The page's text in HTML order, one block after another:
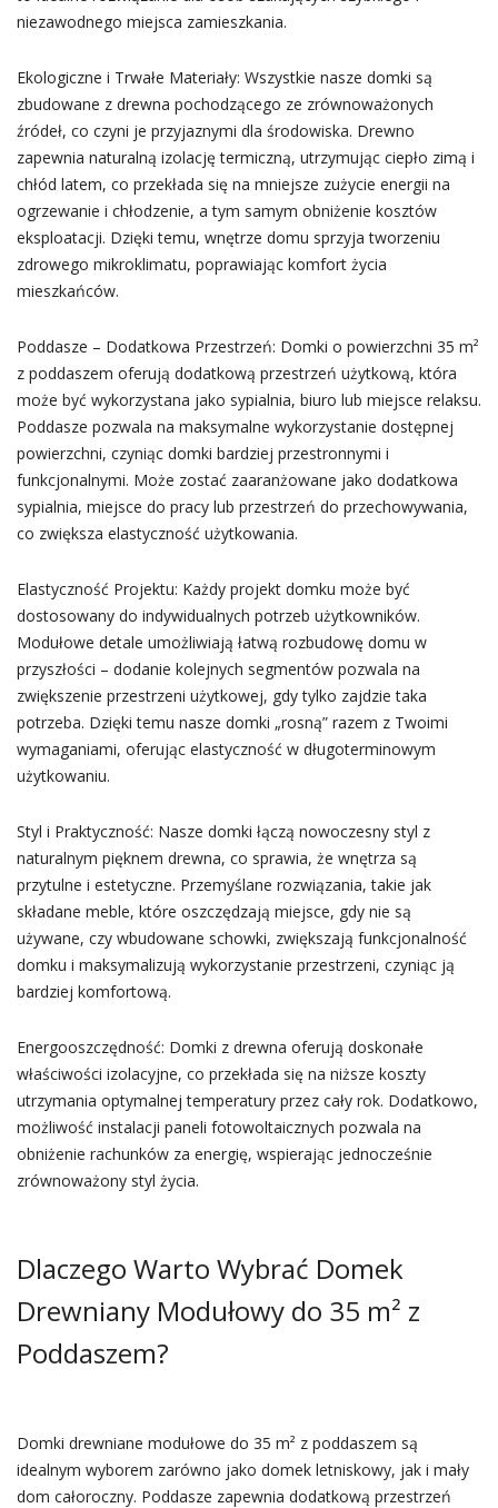
niezawodnego miejsca zamieszkania.
Ekologiczne i Trwałe Materiały: Wszystkie nasze domki są
zbudowane z drewna pochodzącego ze zrównoważonych
źródeł, co czyni je przyjaznymi dla środowiska. Drewno
zapewnia naturalną izolację termiczną, utrzymując ciepło zimą i
chłód latem, co przekłada się na mniejsze zużycie energii na
ogrzewanie i chłodzenie, a tym samym obniżenie kosztów
eksploatacji. Dzięki temu, wnętrze domu sprzyja tworzeniu
zdrowego mikroklimatu, poprawiając komfort życia
mieszkańców.
Poddasze – Dodatkowa Przestrzeń: Domki o powierzchni 35 m²
z poddaszem oferują dodatkową przestrzeń użytkową, która
może być wykorzystana jako sypialnia, biuro lub miejsce relaksu.
Poddasze pozwala na maksymalne wykorzystanie dostępnej
powierzchni, czyniąc domki bardziej przestronnymi i
funkcjonalnymi. Może zostać zaaranżowane jako dodatkowa
sypialnia, miejsce do pracy lub przestrzeń do przechowywania,
co zwiększa elastyczność użytkowania.
Elastyczność Projektu: Każdy projekt domku może być
dostosowany do indywidualnych potrzeb użytkowników.
Modułowe detale umożliwiają łatwą rozbudowę domu w
przyszłości – dodanie kolejnych segmentów pozwala na
zwiększenie przestrzeni użytkowej, gdy tylko zajdzie taka
potrzeba. Dzięki temu nasze domki „rosną” razem z Twoimi
wymaganiami, oferując elastyczność w długoterminowym
użytkowaniu.
Styl i Praktyczność: Nasze domki łączą nowoczesny styl z
naturalnym pięknem drewna, co sprawia, że wnętrza są
przytulne i estetyczne. Przemyślane rozwiązania, takie jak
składane meble, które oszczędzają miejsce, gdy nie są
używane, czy wbudowane schowki, zwiększają funkcjonalność
domku i maksymalizują wykorzystanie przestrzeni, czyniąc ją
bardziej komfortową.
Energooszczędność: Domki z drewna oferują doskonałe
właściwości izolacyjne, co przekłada się na niższe koszty
utrzymania optymalnej temperatury przez cały rok. Dodatkowo,
możliwość instalacji paneli fotowoltaicznych pozwala na
obniżenie rachunków za energię, wspierając jednocześnie
zrównoważony styl życia.
Dlaczego Warto Wybrać Domek
Drewniany Modułowy do 35 m² z
Poddaszem?
Domki drewniane modułowe do 35 m² z poddaszem są
idealnym wyborem zarówno jako domek letniskowy, jak i mały
dom całoroczny. Poddasze zapewnia dodatkową przestrzeń